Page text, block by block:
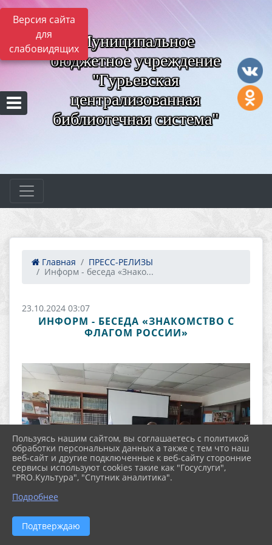
Версия сайта
для
слабовидящих Муниципальное
бюджетное учреждение
"Гурьевская
централизованная
библиотечная система"
Главная
ПРЕСС-РЕЛИЗЫ
Информ - беседа «Знако...
23.10.2024 03:07
ИНФОРМ - БЕСЕДА «ЗНАКОМСТВО С
ФЛАГОМ РОССИИ»
Пользуясь нашим сайтом, вы соглашаетесь с политикой
обработки персональных данных а также с тем что наш
веб-сайт и другие подключенные к веб-сайту сторонние
сервисы используют cookies такие как "Госуслуги",
"PRO.Культура", "Спутник аналитика".
Подробнее
Подтверждаю